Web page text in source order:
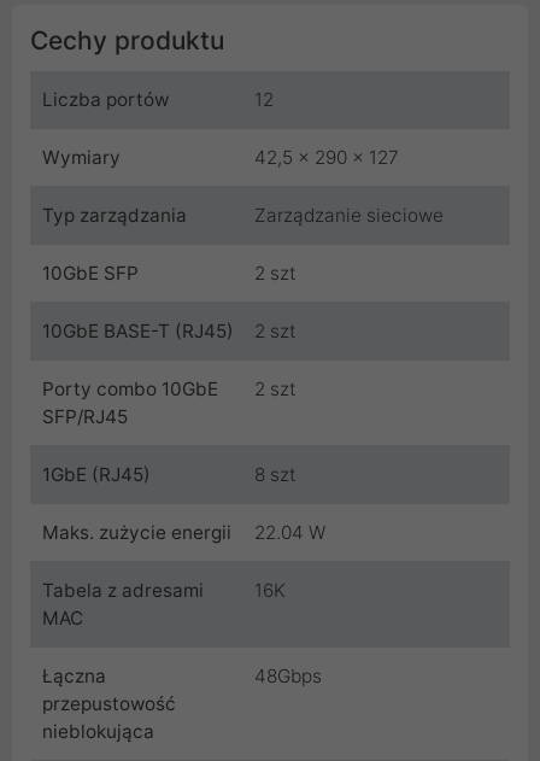
Cechy produktu
Liczba portów 12
Wymiary 42,5 x 290 x 127
Typ zarządzania Zarządzanie sieciowe
10GbE SFP 2 szt
10GbE BASE-T (RJ45) 2 szt
Porty combo 10GbE
SFP/RJ45
2 szt
1GbE (RJ45) 8 szt
Maks. zużycie energii 22.04 W
Tabela z adresami
MAC
16K
Łączna
przepustowość
nieblokująca
48Gbps